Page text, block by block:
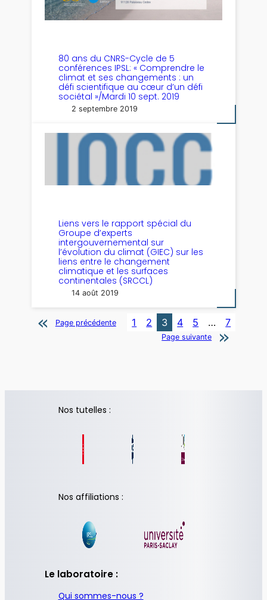
80 ans du CNRS-Cycle de 5
conférences IPSL: « Comprendre le
climat et ses changements : un
défi scientifique au cœur d’un défi
sociétal »/Mardi 10 sept. 2019
2 septembre 2019
Liens vers le rapport spécial du
Groupe d’experts
intergouvernemental sur
l’évolution du climat (GIEC) sur les
liens entre le changement
climatique et les surfaces
continentales (SRCCL)
14 août 2019
Page précédente 1 2 3 4 5 … 7
Page suivante
Nos tutelles :
Nos affiliations :
Le laboratoire :
Qui sommes-nous ?